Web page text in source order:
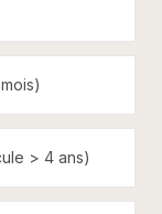
> 4 ans)